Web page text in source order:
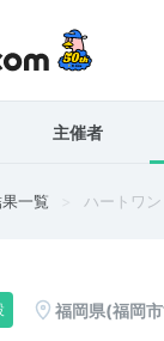
主催者
一覧 ハートワン
福岡県(福岡